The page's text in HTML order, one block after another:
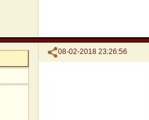
Поделиться
08-02-2018 23:26:56